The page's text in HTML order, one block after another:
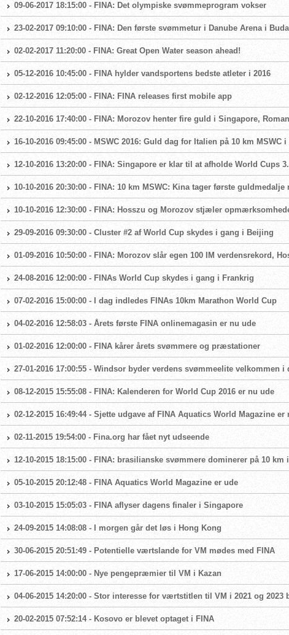
09-06-2017 18:15:00 - FINA: Det olympiske svømmeprogram vokser
23-02-2017 09:10:00 - FINA: Den første svømmetur i Danube Arena i
02-02-2017 11:20:00 - FINA: Great Open Water season ahead!
05-12-2016 10:45:00 - FINA hylder vandsportens bedste atleter i 2016
02-12-2016 12:05:00 - FINA: FINA releases first mobile app
22-10-2016 17:40:00 - FINA: Morozov henter fire guld i Singapore,
16-10-2016 09:45:00 - MSWC 2016: Guld dag for Italien på 10 km MSWC
12-10-2016 13:20:00 - FINA: Singapore er klar til at afholde World Cups
10-10-2016 20:30:00 - FINA: 10 km MSWC: Kina tager første guldmedalje
10-10-2016 12:30:00 - FINA: Hosszu og Morozov stjæler
29-09-2016 09:30:00 - Cluster #2 af World Cup skydes i gang i Beijing
01-09-2016 10:50:00 - FINA: Morozov slår egen 100 IM verdensrekord,
24-08-2016 12:00:00 - FINAs World Cup skydes i gang i Frankrig
07-02-2016 15:00:00 - I dag indledes FINAs 10km Marathon World Cup
04-02-2016 12:58:03 - Årets første FINA onlinemagasin er nu ude
01-02-2016 12:00:00 - FINA kårer årets svømmere og præstationer
27-01-2016 17:00:55 - Windsor byder verdens svømmeelite velkommen i
08-12-2015 15:55:08 - FINA: Kalenderen for World Cup 2016 er nu ude
02-12-2015 16:49:44 - Sjette udgave af FINA Aquatics World Magazine er
02-11-2015 19:54:00 - Fina.org har fået nyt udseende
12-10-2015 18:15:00 - FINA: brasilianske svømmere dominerer på 10 km
05-10-2015 20:12:48 - FINA Aquatics World Magazine er ude
03-10-2015 15:05:03 - FINA aflyser dagens finaler i Singapore
24-09-2015 14:08:08 - I morgen går det løs i Hong Kong
30-06-2015 20:51:49 - Potentielle værtslande for VM mødes med FINA
17-06-2015 14:00:00 - Nye pengepræmier til VM i Kazan
04-06-2015 14:20:00 - Stor interesse for værtstitlen til VM i 2021 og 2023
20-02-2015 07:52:14 - Kosovo er blevet optaget i FINA